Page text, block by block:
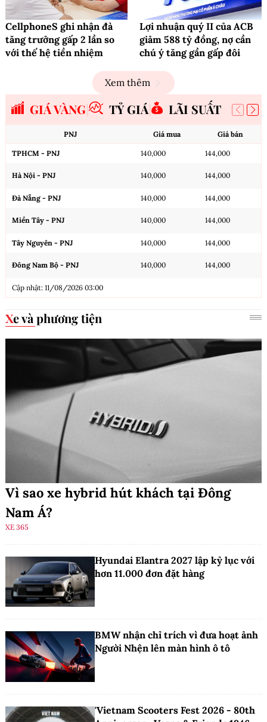
CellphoneS ghi nhận đà
tăng trưởng gấp 2 lần so
với thế hệ tiền nhiệm
Lợi nhuận quý II của ACB
giảm 588 tỷ đồng, nợ cần
chú ý tăng gần gấp đôi
Xem thêm
GIÁ VÀNG TỶ GIÁ LÃI SUẤT
PNJ Giá mua Giá bán
TPHCM - PNJ 140,000 144,000
Hà Nội - PNJ 140,000 144,000
Đà Nẵng - PNJ 140,000 144,000
Miền Tây - PNJ 140,000 144,000
Tây Nguyên - PNJ 140,000 144,000
Đông Nam Bộ - PNJ 140,000 144,000
Cập nhật: 11/08/2026 03:00
Xe và phương tiện
Vì sao xe hybrid hút khách tại Đông
Nam Á?
XE 365
Hyundai Elantra 2027 lập kỷ lục với
hơn 11.000 đơn đặt hàng
BMW nhận chỉ trích vì đưa hoạt ảnh
Người Nhện lên màn hình ô tô
'Vietnam Scooters Fest 2026 - 80th